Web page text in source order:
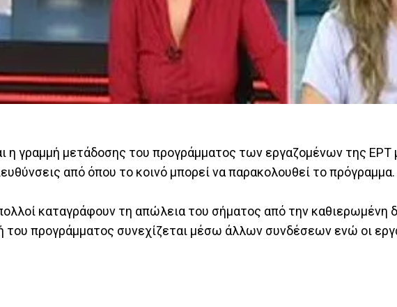
η γραμμή μετάδοσης του προγράμματος των εργαζομένων της ΕΡΤ
από όπου το κοινό μπορεί να παρακολουθεί το πρόγραμμα.
καταγράφουν τη απώλεια του σήματος από την καθιερωμένη
προγράμματος συνεχίζεται μέσω άλλων συνδέσεων ενώ οι